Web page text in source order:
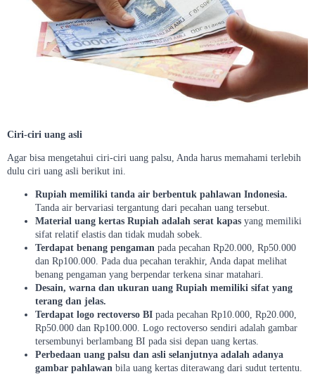
Ciri-ciri uang asli
Agar bisa mengetahui ciri-ciri uang palsu, Anda harus memahami terlebih
dulu ciri uang asli berikut ini.
Rupiah memiliki tanda air berbentuk pahlawan Indonesia.
Tanda air bervariasi tergantung dari pecahan uang tersebut.
Material uang kertas Rupiah adalah serat kapas yang memiliki
sifat relatif elastis dan tidak mudah sobek.
Terdapat benang pengaman pada pecahan Rp20.000, Rp50.000
dan Rp100.000. Pada dua pecahan terakhir, Anda dapat melihat
benang pengaman yang berpendar terkena sinar matahari.
Desain, warna dan ukuran uang Rupiah memiliki sifat yang
terang dan jelas.
Terdapat logo rectoverso BI pada pecahan Rp10.000, Rp20.000,
Rp50.000 dan Rp100.000. Logo rectoverso sendiri adalah gambar
tersembunyi berlambang BI pada sisi depan uang kertas.
Perbedaan uang palsu dan asli selanjutnya adalah adanya
gambar pahlawan bila uang kertas diterawang dari sudut tertentu.